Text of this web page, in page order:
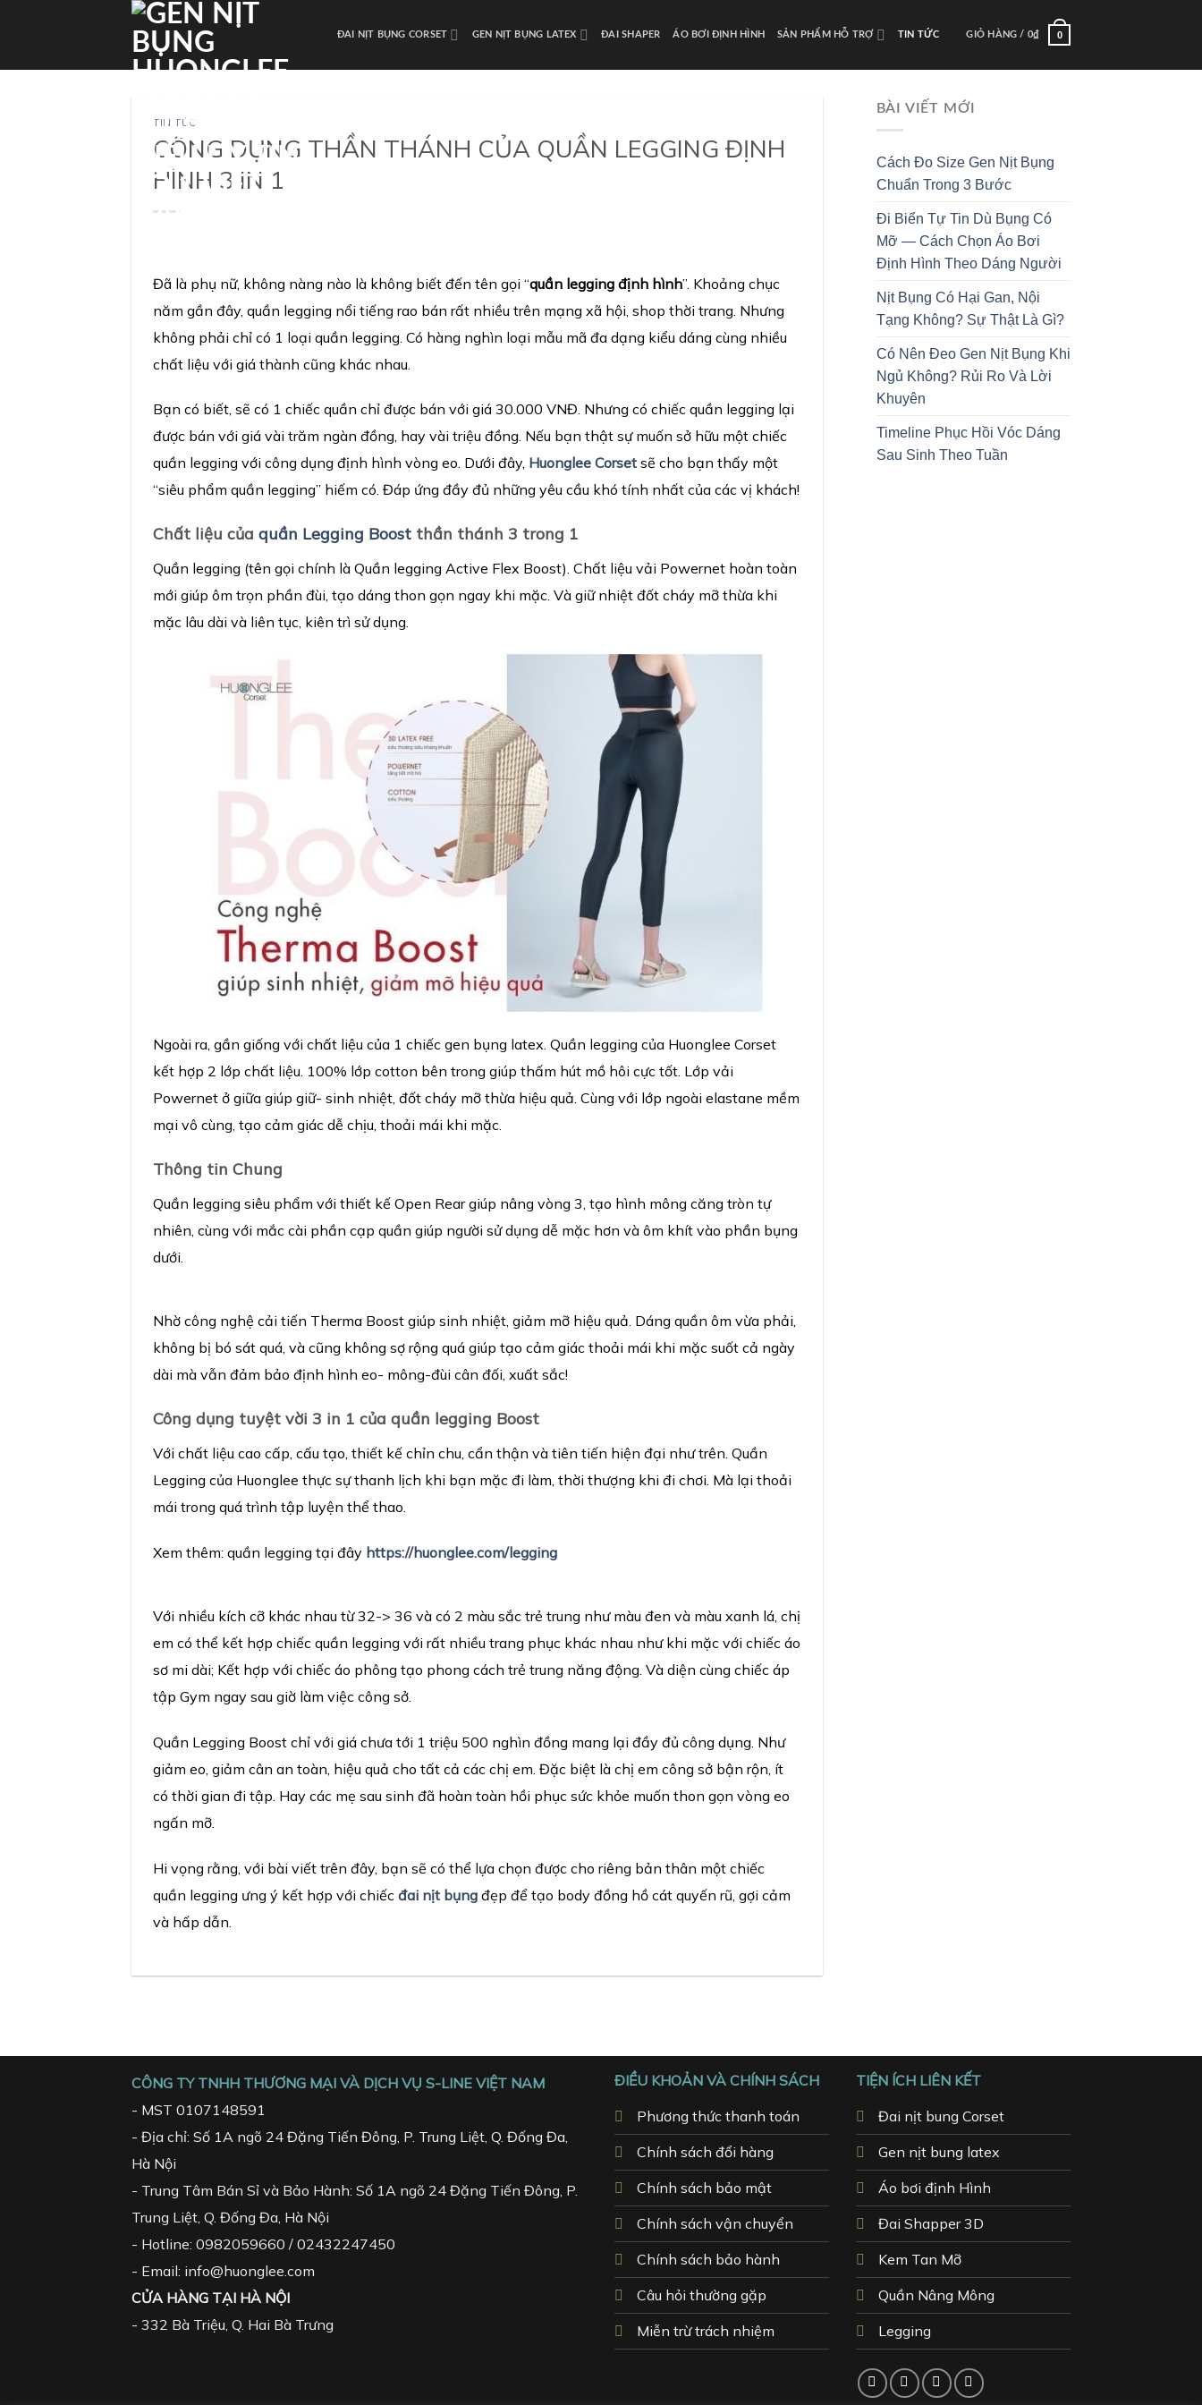
ĐAI NỊT BỤNG CORSET GEN NỊT BỤNG LATEX ĐAI SHAPER ÁO BƠI ĐỊNH HÌNH SẢN PHẨM HỖ TRỢ TIN TỨC GIỎ HÀNG / 0₫ 0
TIN TỨC
CÔNG DỤNG THẦN THÁNH CỦA QUẦN LEGGING ĐỊNH
HÌNH 3 IN 1
Đã là phụ nữ, không nàng nào là không biết đến tên gọi “quần legging định hình”. Khoảng chục
năm gần đây, quần legging nổi tiếng rao bán rất nhiều trên mạng xã hội, shop thời trang. Nhưng
không phải chỉ có 1 loại quần legging. Có hàng nghìn loại mẫu mã đa dạng kiểu dáng cùng nhiều
chất liệu với giá thành cũng khác nhau.
Bạn có biết, sẽ có 1 chiếc quần chỉ được bán với giá 30.000 VNĐ. Nhưng có chiếc quần legging lại
được bán với giá vài trăm ngàn đồng, hay vài triệu đồng. Nếu bạn thật sự muốn sở hữu một chiếc
quần legging với công dụng định hình vòng eo. Dưới đây, Huonglee Corset sẽ cho bạn thấy một
“siêu phẩm quần legging” hiếm có. Đáp ứng đầy đủ những yêu cầu khó tính nhất của các vị khách!
Chất liệu của quần Legging Boost thần thánh 3 trong 1
Quần legging (tên gọi chính là Quần legging Active Flex Boost). Chất liệu vải Powernet hoàn toàn
mới giúp ôm trọn phần đùi, tạo dáng thon gọn ngay khi mặc. Và giữ nhiệt đốt cháy mỡ thừa khi
mặc lâu dài và liên tục, kiên trì sử dụng.
Ngoài ra, gần giống với chất liệu của 1 chiếc gen bụng latex. Quần legging của Huonglee Corset
kết hợp 2 lớp chất liệu. 100% lớp cotton bên trong giúp thấm hút mồ hôi cực tốt. Lớp vải
Powernet ở giữa giúp giữ- sinh nhiệt, đốt cháy mỡ thừa hiệu quả. Cùng với lớp ngoài elastane mềm
mại vô cùng, tạo cảm giác dễ chịu, thoải mái khi mặc.
Thông tin Chung
Quần legging siêu phẩm với thiết kế Open Rear giúp nâng vòng 3, tạo hình mông căng tròn tự
nhiên, cùng với mắc cài phần cạp quần giúp người sử dụng dễ mặc hơn và ôm khít vào phần bụng
dưới.
Nhờ công nghệ cải tiến Therma Boost giúp sinh nhiệt, giảm mỡ hiệu quả. Dáng quần ôm vừa phải,
không bị bó sát quá, và cũng không sợ rộng quá giúp tạo cảm giác thoải mái khi mặc suốt cả ngày
dài mà vẫn đảm bảo định hình eo- mông-đùi cân đối, xuất sắc!
Công dụng tuyệt vời 3 in 1 của quần legging Boost
Với chất liệu cao cấp, cấu tạo, thiết kế chỉn chu, cẩn thận và tiên tiến hiện đại như trên. Quần
Legging của Huonglee thực sự thanh lịch khi bạn mặc đi làm, thời thượng khi đi chơi. Mà lại thoải
mái trong quá trình tập luyện thể thao.
Xem thêm: quần legging tại đây https://huonglee.com/legging
Với nhiều kích cỡ khác nhau từ 32-> 36 và có 2 màu sắc trẻ trung như màu đen và màu xanh lá, chị
em có thể kết hợp chiếc quần legging với rất nhiều trang phục khác nhau như khi mặc với chiếc áo
sơ mi dài; Kết hợp với chiếc áo phông tạo phong cách trẻ trung năng động. Và diện cùng chiếc áp
tập Gym ngay sau giờ làm việc công sở.
Quần Legging Boost chỉ với giá chưa tới 1 triệu 500 nghìn đồng mang lại đầy đủ công dụng. Như
giảm eo, giảm cân an toàn, hiệu quả cho tất cả các chị em. Đặc biệt là chị em công sở bận rộn, ít
có thời gian đi tập. Hay các mẹ sau sinh đã hoàn toàn hồi phục sức khỏe muốn thon gọn vòng eo
ngấn mỡ.
Hi vọng rằng, với bài viết trên đây, bạn sẽ có thể lựa chọn được cho riêng bản thân một chiếc
quần legging ưng ý kết hợp với chiếc đai nịt bụng đẹp để tạo body đồng hồ cát quyến rũ, gợi cảm
và hấp dẫn.
BÀI VIẾT MỚI
Cách Đo Size Gen Nịt Bụng
Chuẩn Trong 3 Bước
Đi Biển Tự Tin Dù Bụng Có
Mỡ — Cách Chọn Áo Bơi
Định Hình Theo Dáng Người
Nịt Bụng Có Hại Gan, Nội
Tạng Không? Sự Thật Là Gì?
Có Nên Đeo Gen Nịt Bụng Khi
Ngủ Không? Rủi Ro Và Lời
Khuyên
Timeline Phục Hồi Vóc Dáng
Sau Sinh Theo Tuần
CÔNG TY TNHH THƯƠNG MẠI VÀ DỊCH VỤ S-LINE VIỆT NAM
- MST 0107148591
- Địa chỉ: Số 1A ngõ 24 Đặng Tiến Đông, P. Trung Liệt, Q. Đống Đa,
Hà Nội
- Trung Tâm Bán Sỉ và Bảo Hành: Số 1A ngõ 24 Đặng Tiến Đông, P.
Trung Liệt, Q. Đống Đa, Hà Nội
- Hotline: 0982059660 / 02432247450
- Email: info@huonglee.com
CỬA HÀNG TẠI HÀ NỘI
- 332 Bà Triệu, Q. Hai Bà Trưng
ĐIỀU KHOẢN VÀ CHÍNH SÁCH
Phương thức thanh toán
Chính sách đổi hàng
Chính sách bảo mật
Chính sách vận chuyển
Chính sách bảo hành
Câu hỏi thường gặp
Miễn trừ trách nhiệm
TIỆN ÍCH LIÊN KẾT
Đai nịt bung Corset
Gen nịt bung latex
Áo bơi định Hình
Đai Shapper 3D
Kem Tan Mỡ
Quần Nâng Mông
Legging